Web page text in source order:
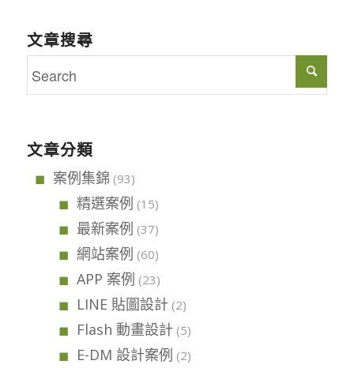
文章搜尋
文章分類
案例集錦 (93)
精選案例 (15)
最新案例 (37)
網站案例 (60)
APP 案例 (23)
LINE 貼圖設計(2)
Flash 動畫設計(5)
E-DM 設計案例 (2)